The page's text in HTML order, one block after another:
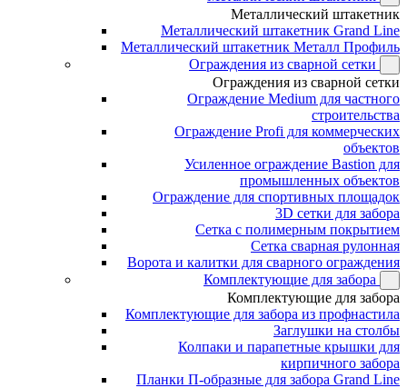
Металлический штакетник
Металлический штакетник Grand Line
Металлический штакетник Металл Профиль
Ограждения из сварной сетки
Ограждения из сварной сетки
Ограждение Medium для частного
строительства
Ограждение Profi для коммерческих
объектов
Усиленное ограждение Bastion для
промышленных объектов
Ограждение для спортивных площадок
3D сетки для забора
Сетка с полимерным покрытием
Сетка сварная рулонная
Ворота и калитки для сварного ограждения
Комплектующие для забора
Комплектующие для забора
Комплектующие для забора из профнастила
Заглушки на столбы
Колпаки и парапетные крышки для
кирпичного забора
Планки П-образные для забора Grand Line